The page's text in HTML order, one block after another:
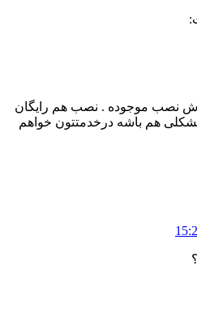
نصب موجوده . نصب هم رایگان
هم باشه درخدمتتون خواهم